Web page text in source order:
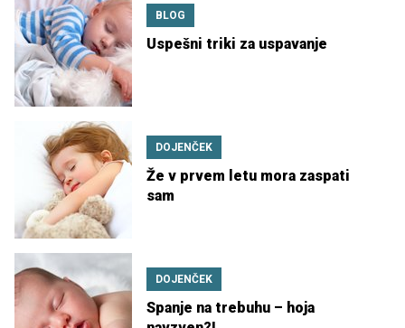
BLOG
Uspešni triki za uspavanje
DOJENČEK
Že v prvem letu mora zaspati
sam
DOJENČEK
Spanje na trebuhu – hoja